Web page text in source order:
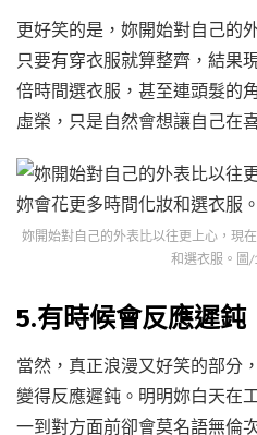
更好笑的是，妳開始對自己的
只要有穿衣服就算整齊，結果
倍時間選衣服，甚至連頭髮的
虛榮，只是自然會想讓自己在
妳開始對自己的外表比以往更上心，現
和選衣服。圖/
5.有時候會反應遲鈍
當然，真正浪漫又好笑的部分
變得反應遲鈍。明明妳白天在
一到對方面前卻會莫名語無倫